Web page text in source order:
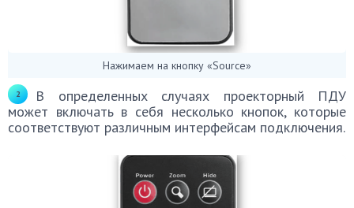
Нажимаем на кнопку «Source»
В определенных случаях проекторный ПДУ
может включать в себя несколько кнопок, которые
соответствуют различным интерфейсам подключения.